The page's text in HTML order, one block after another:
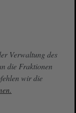
Verwaltung des
die Fraktionen
wir die